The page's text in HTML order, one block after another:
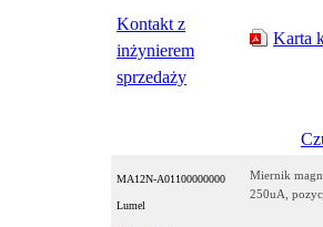
Kontakt z
inżynierem
sprzedaży
Karta
MA12N-A01100000000
Lumel
Miernik
250uA,